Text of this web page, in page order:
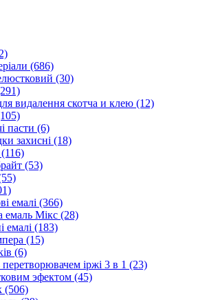
(686)
(30)
видалення скотча и клею (12)
пасти (6)
захисні (18)
(53)
емалі (366)
емаль Мікс (28)
емалі (183)
(15)
(6)
іржі 3 в 1 (23)
эфектом (45)
(506)